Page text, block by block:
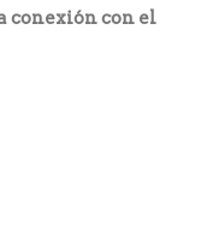
conexión con el